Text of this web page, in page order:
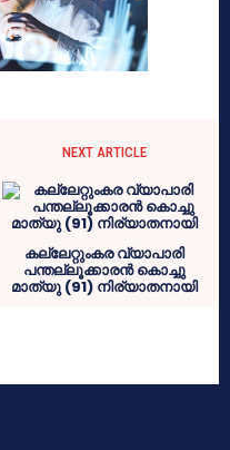
NEXT ARTICLE
കല്ലേറ്റുംകര വ്യാപാരി
പന്തല്ലൂക്കാരൻ കൊച്ചു
മാത്യു (91) നിര്യാതനായി